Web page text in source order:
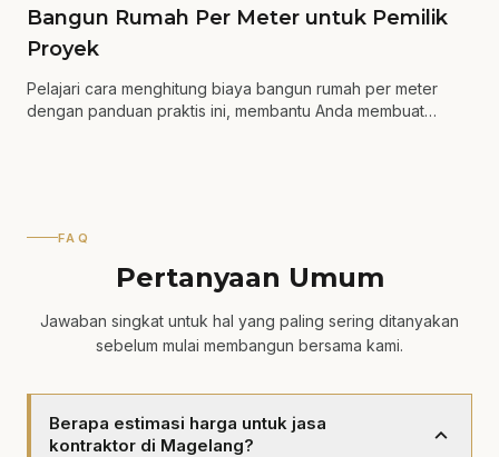
Bangun Rumah Per Meter untuk Pemilik
Proyek
Pelajari cara menghitung biaya bangun rumah per meter
dengan panduan praktis ini, membantu Anda membuat
FAQ
Pertanyaan Umum
Jawaban singkat untuk hal yang paling sering ditanyakan
sebelum mulai membangun bersama kami.
Berapa estimasi harga untuk jasa
kontraktor di Magelang?
expand_more